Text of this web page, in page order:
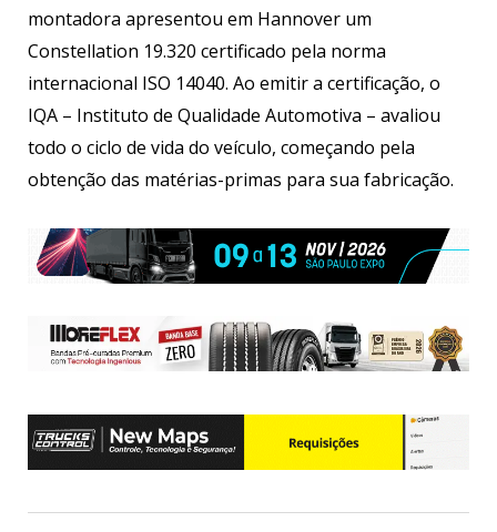
montadora apresentou em Hannover um
Constellation 19.320 certificado pela norma
internacional ISO 14040. Ao emitir a certificação, o
IQA – Instituto de Qualidade Automotiva – avaliou
todo o ciclo de vida do veículo, começando pela
obtenção das matérias-primas para sua fabricação.